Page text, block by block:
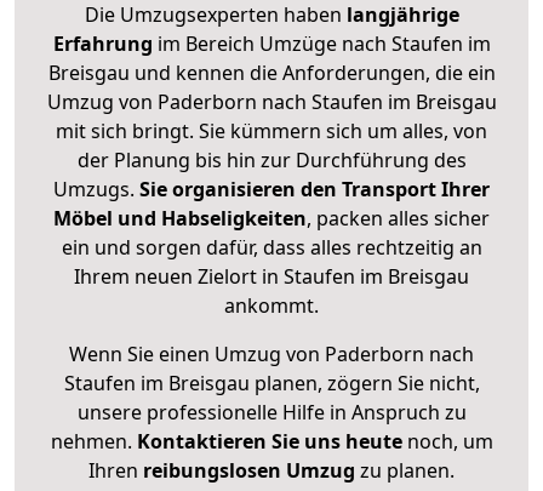
Die Umzugsexperten haben langjährige
Erfahrung im Bereich Umzüge nach Staufen im
Breisgau und kennen die Anforderungen, die ein
Umzug von Paderborn nach Staufen im Breisgau
mit sich bringt. Sie kümmern sich um alles, von
der Planung bis hin zur Durchführung des
Umzugs. Sie organisieren den Transport Ihrer
Möbel und Habseligkeiten, packen alles sicher
ein und sorgen dafür, dass alles rechtzeitig an
Ihrem neuen Zielort in Staufen im Breisgau
ankommt.
Wenn Sie einen Umzug von Paderborn nach
Staufen im Breisgau planen, zögern Sie nicht,
unsere professionelle Hilfe in Anspruch zu
nehmen. Kontaktieren Sie uns heutenoch, um
Ihren reibungslosen Umzug zu planen.